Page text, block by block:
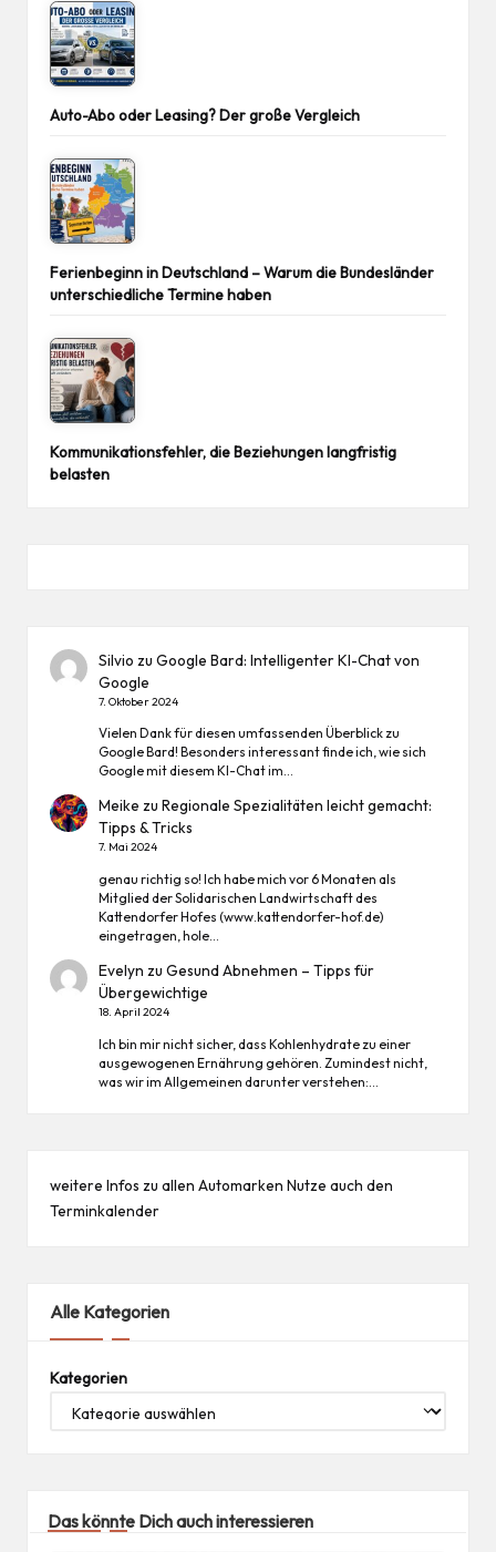
Auto-Abo oder Leasing? Der große Vergleich
Ferienbeginn in Deutschland – Warum die Bundesländer
unterschiedliche Termine haben
Kommunikationsfehler, die Beziehungen langfristig
belasten
Silvio zuGoogle Bard: Intelligenter KI-Chat von
Google
7. Oktober 2024
Vielen Dank für diesen umfassenden Überblick zu
Google Bard! Besonders interessant finde ich, wie sich
Google mit diesem KI-Chat im…
Meike zuRegionale Spezialitäten leicht gemacht:
Tipps & Tricks
7. Mai 2024
genau richtig so! Ich habe mich vor 6 Monaten als
Mitglied der Solidarischen Landwirtschaft des
Kattendorfer Hofes (www.kattendorfer-hof.de)
eingetragen, hole…
Evelyn zuGesund Abnehmen – Tipps für
Übergewichtige
18. April 2024
Ich bin mir nicht sicher, dass Kohlenhydrate zu einer
ausgewogenen Ernährung gehören. Zumindest nicht,
was wir im Allgemeinen darunter verstehen:…
weitere Infos zu allen Automarken Nutze auch den
Terminkalender
Alle Kategorien
Kategorien
Das könnte Dich auch interessieren